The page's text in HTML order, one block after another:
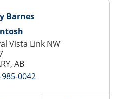
Barnes
Vista Link NW
AB
0042